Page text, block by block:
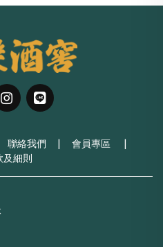
聯絡我們 | 會員專區
|
及細則